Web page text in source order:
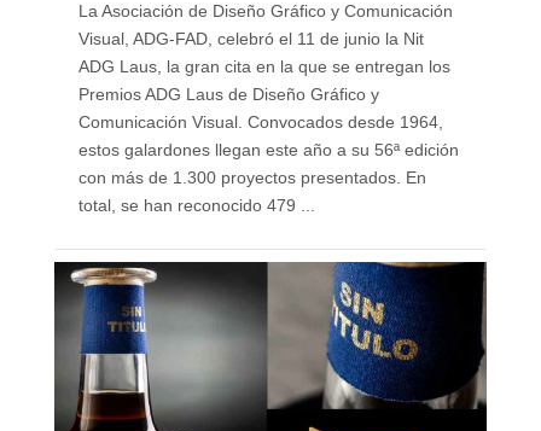
La Asociación de Diseño Gráfico y Comunicación
Visual, ADG-FAD, celebró el 11 de junio la Nit
ADG Laus, la gran cita en la que se entregan los
Premios ADG Laus de Diseño Gráfico y
Comunicación Visual. Convocados desde 1964,
estos galardones llegan este año a su 56ª edición
con más de 1.300 proyectos presentados. En
total, se han reconocido 479 ...